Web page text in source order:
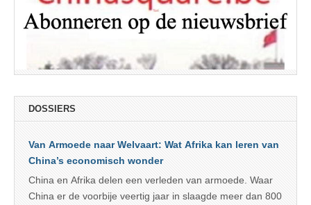
DOSSIERS
Van Armoede naar Welvaart: Wat Afrika kan leren van
China’s economisch wonder
China en Afrika delen een verleden van armoede. Waar
China er de voorbije veertig jaar in slaagde meer dan 800